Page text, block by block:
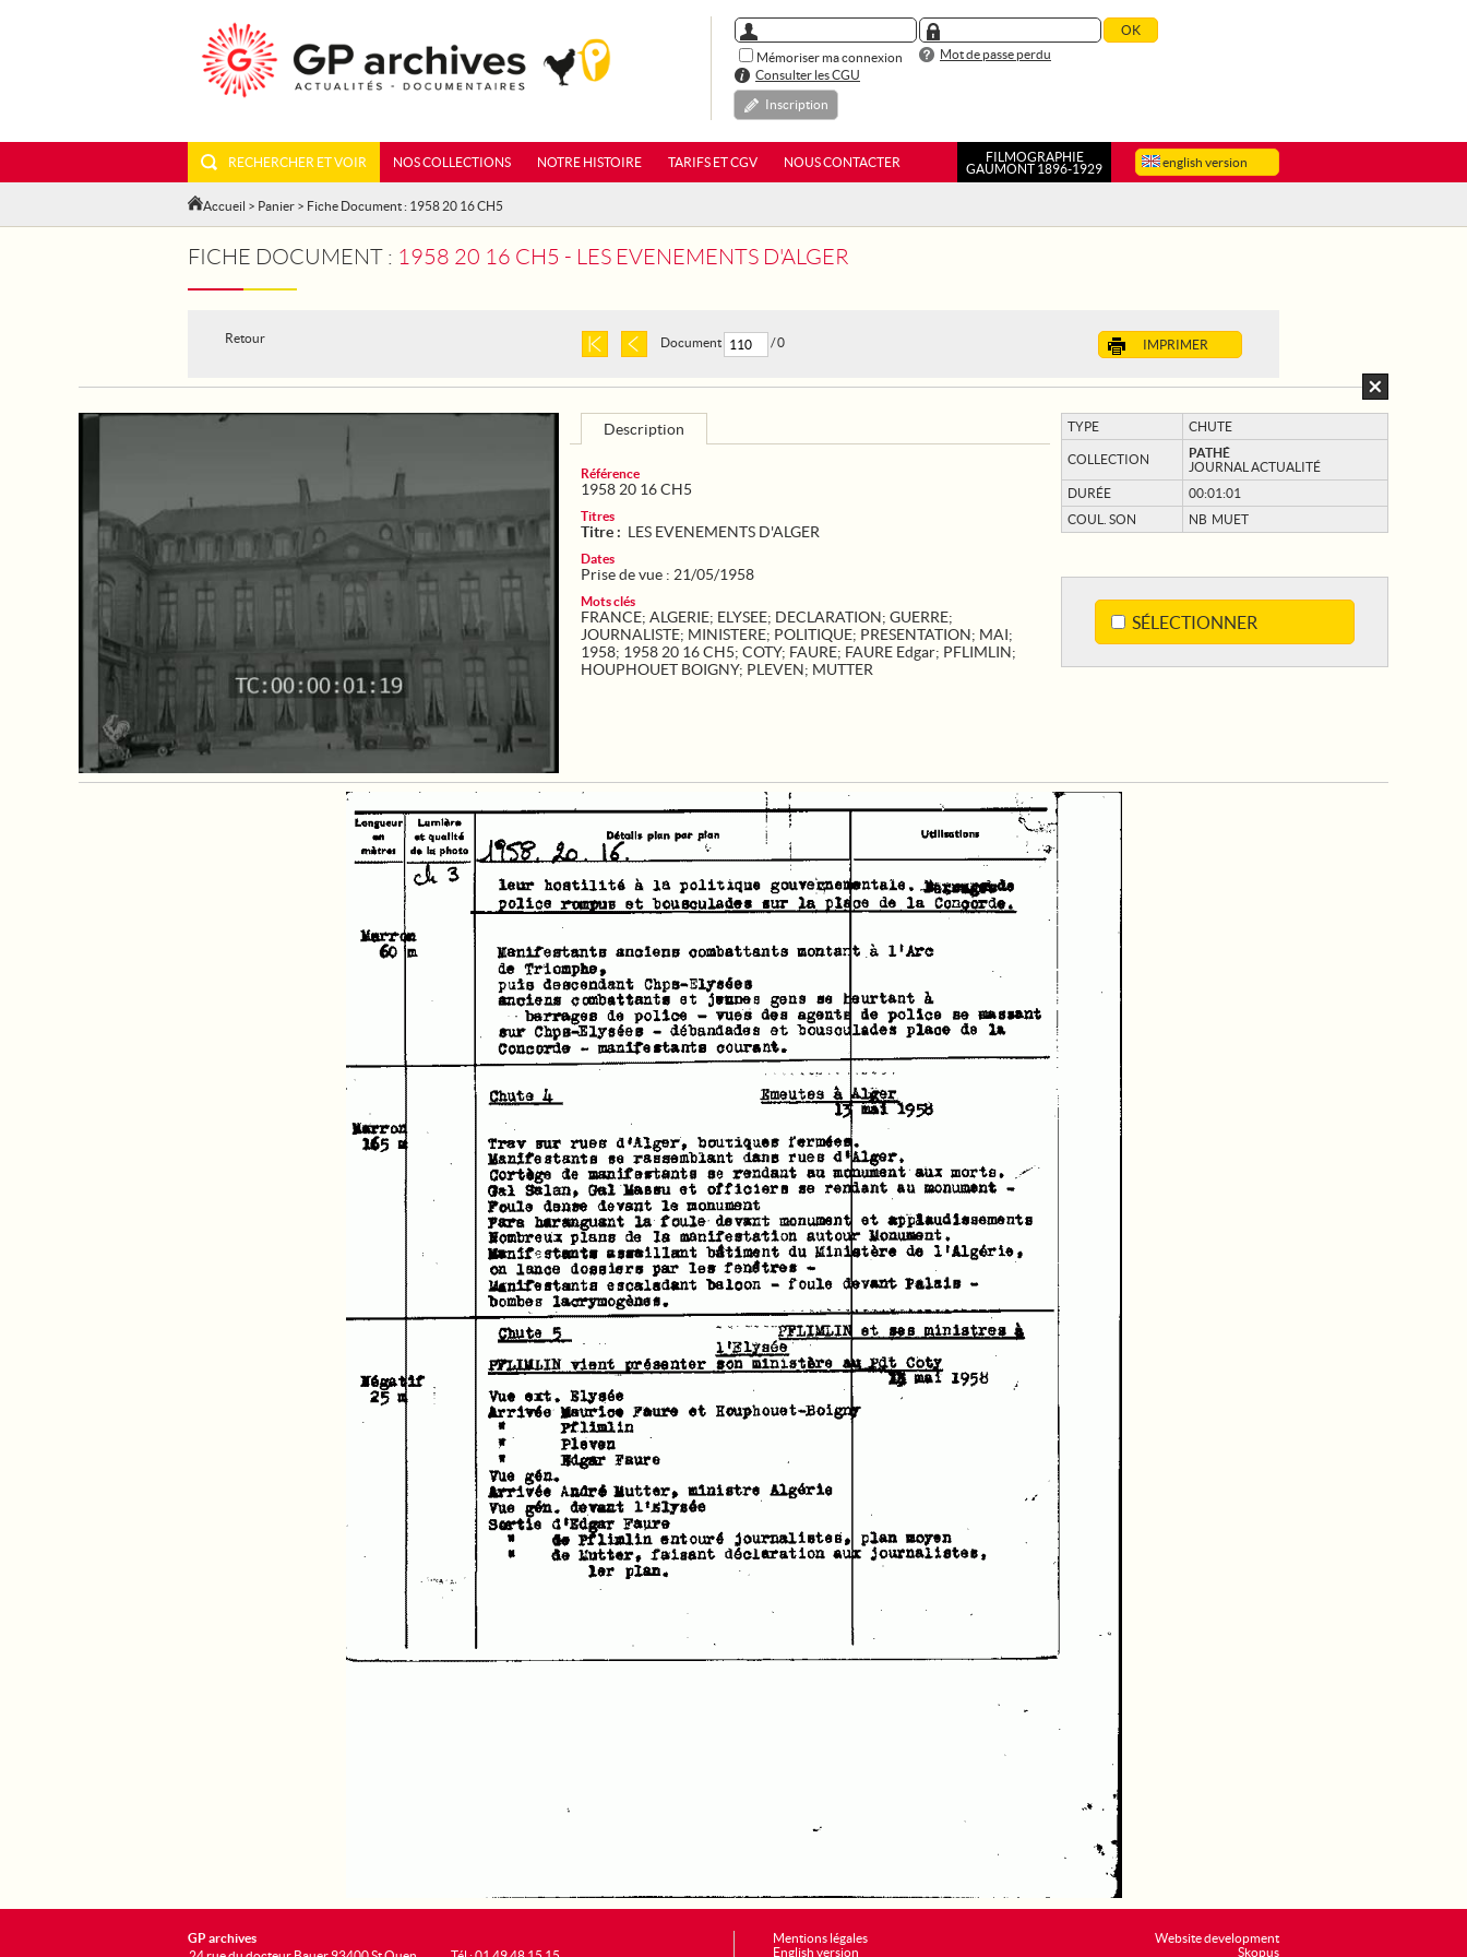
Mémoriser ma connexion
Mot de passe perdu
Consulter les CGU
Inscription
english version
RECHERCHER ET VOIR NOS COLLECTIONS NOTRE HISTOIRE TARIFS ET CGV NOUS CONTACTER
FILMOGRAPHIE
GAUMONT 1896-1929
Accueil > Panier > Fiche Document : 1958 20 16 CH5
FICHE DOCUMENT : 1958 20 16 CH5 - LES EVENEMENTS D'ALGER
Retour IMPRIMER
Document / 0
TYPE CHUTE
COLLECTION
PATHÉ
JOURNAL ACTUALITÉ
DURÉE
00:01:01
COUL. SON
NB MUET
SÉLECTIONNER
Description
Référence
1958 20 16 CH5
Titres
Titre : LES EVENEMENTS D'ALGER
Dates
Prise de vue : 21/05/1958
Mots clés
FRANCE; ALGERIE; ELYSEE; DECLARATION; GUERRE;
JOURNALISTE; MINISTERE; POLITIQUE; PRESENTATION; MAI;
1958; 1958 20 16 CH5; COTY; FAURE; FAURE Edgar; PFLIMLIN;
HOUPHOUET BOIGNY; PLEVEN; MUTTER
Website development
Skopus
GP archives
Mentions légales
English version